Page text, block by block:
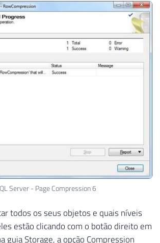
Server - Page Compression 6
todos os seus objetos e quais níveis
estão clicando com o botão direito em
guia Storage, a opção Compression